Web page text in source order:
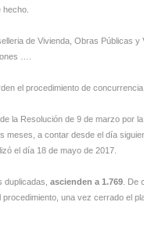
de Vivienda, Obras Públicas
….
el procedimiento de
la Resolución de 9 de marzo por
meses, a contar desde el día
el día 18 de mayo de 2017.
duplicadas, ascienden a 1.769 .
una vez cerrado el